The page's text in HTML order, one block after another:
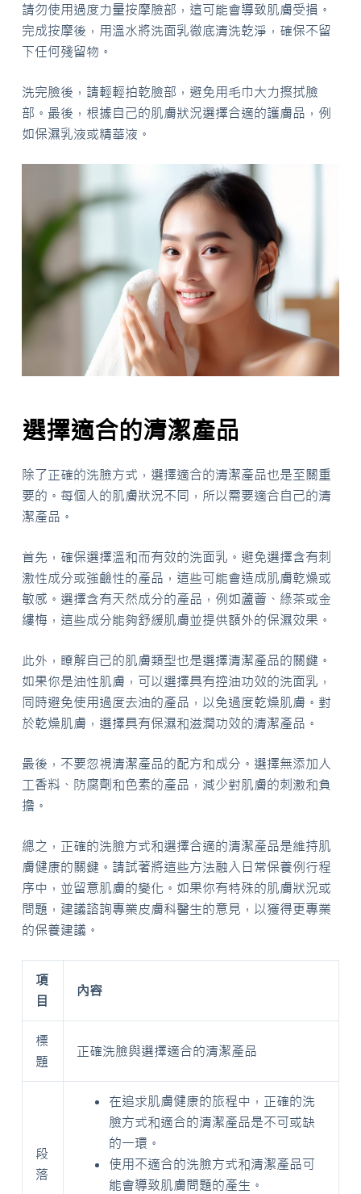
請勿使用過度力量按摩臉部，這可能會導致肌膚受損。
完成按摩後，用溫水將洗面乳徹底清洗乾淨，確保不留
下任何殘留物。
洗完臉後，請輕輕拍乾臉部，避免用毛巾大力擦拭臉
部。最後，根據自己的肌膚狀況選擇合適的護膚品，例
如保濕乳液或精華液。
選擇適合的清潔產品
除了正確的洗臉方式，選擇適合的清潔產品也是至關重
要的。每個人的肌膚狀況不同，所以需要適合自己的清
潔產品。
首先，確保選擇溫和而有效的洗面乳。避免選擇含有刺
激性成分或強鹼性的產品，這些可能會造成肌膚乾燥或
敏感。選擇含有天然成分的產品，例如蘆薈、綠茶或金
縷梅，這些成分能夠舒緩肌膚並提供額外的保濕效果。
此外，瞭解自己的肌膚類型也是選擇清潔產品的關鍵。
如果你是油性肌膚，可以選擇具有控油功效的洗面乳，
同時避免使用過度去油的產品，以免過度乾燥肌膚。對
於乾燥肌膚，選擇具有保濕和滋潤功效的清潔產品。
最後，不要忽視清潔產品的配方和成分。選擇無添加人
工香料、防腐劑和色素的產品，減少對肌膚的刺激和負
擔。
總之，正確的洗臉方式和選擇合適的清潔產品是維持肌
膚健康的關鍵。請試著將這些方法融入日常保養例行程
序中，並留意肌膚的變化。如果你有特殊的肌膚狀況或
問題，建議諮詢專業皮膚科醫生的意見，以獲得更專業
的保養建議。
項
目
內容
標
題
正確洗臉與選擇適合的清潔產品
段
落
在追求肌膚健康的旅程中，正確的洗
臉方式和適合的清潔產品是不可或缺
的一環。
使用不適合的洗臉方式和清潔產品可
能會導致肌膚問題的產生。